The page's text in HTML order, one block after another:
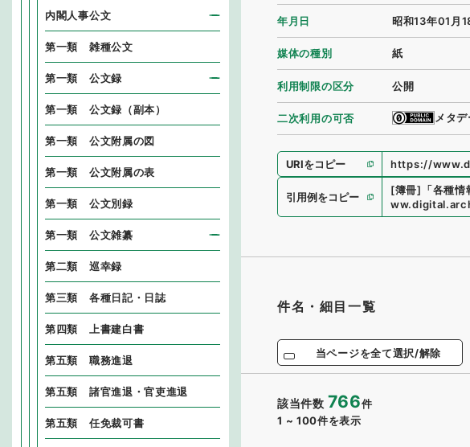
年月日 昭和13年01月
媒体の種別 紙
利用制限の区分 公開
二次利用の可否 メタ
URIをコピー https://
引用例をコピー
[簿冊] 「各種情
件名・細目一覧
当ページを全て選択/解除
該当件数 766件
1 ~ 100件を表示
内閣人事公文
第一類 雑種公文
第一類 公文録
第一類 公文録（副本）
第一類 公文附属の図
第一類 公文附属の表
第一類 公文別録
第一類 公文雑纂
第二類 巡幸録
第三類 各種日記・日誌
第四類 上書建白書
第五類 職務進退
第五類 諸官進退・官吏進退
第五類 任免裁可書